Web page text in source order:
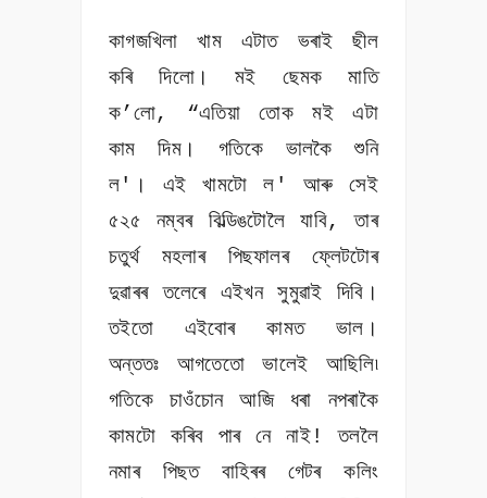
কাগজখিলা খাম এটাত ভৰাই ছীল
কৰি দিলো। মই ছেমক মাতি
ক’লো, “এতিয়া তোক মই এটা
কাম দিম। গতিকে ভালকৈ শুনি
ল'। এই খামটো ল' আৰু সেই
৫২৫ নম্বৰ বিল্ডিঙটোলৈ যাবি, তাৰ
চতুৰ্থ মহলাৰ পিছফালৰ ফ্লেটটোৰ
দুৱাৰৰ তলেৰে এইখন সুমুৱাই দিবি।
তইতো এইবোৰ কামত ভাল।
অন্ততঃ আগতেতো ভালেই আছিলি৷
গতিকে চাওঁচোন আজি ধৰা নপৰাকৈ
কামটো কৰিব পাৰ নে নাই! তললৈ
নমাৰ পিছত বাহিৰৰ গেটৰ কলিং